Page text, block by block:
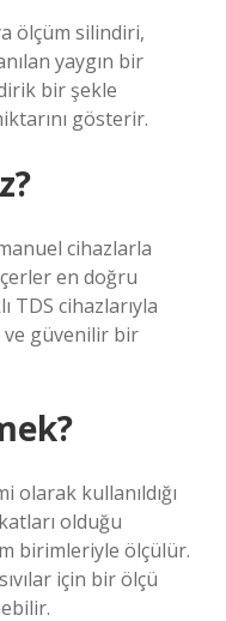
ölçüm silindiri,
yaygın bir
bir şekle
gösterir.
cihazlarla
en doğru
TDS cihazlarıyla
ve güvenilir bir
olarak kullanıldığı
olduğu
birimleriyle ölçülür.
için bir ölçü